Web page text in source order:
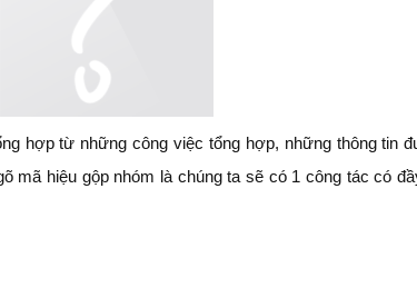
hợp từ những công việc tổng hợp, những thông tin
mã hiệu gộp nhóm là chúng ta sẽ có 1 công tác có